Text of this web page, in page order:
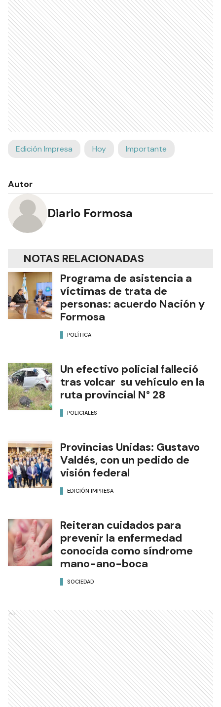
Edición Impresa Hoy Importante
Autor
Diario Formosa
NOTAS RELACIONADAS
Programa de asistencia a
víctimas de trata de
personas: acuerdo Nación y
Formosa
POLÍTICA
Un efectivo policial falleció
tras volcar su vehículo en la
ruta provincial N° 28
POLICIALES
Provincias Unidas: Gustavo
Valdés, con un pedido de
visión federal
EDICIÓN IMPRESA
Reiteran cuidados para
prevenir la enfermedad
conocida como síndrome
mano-ano-boca
SOCIEDAD
Ads